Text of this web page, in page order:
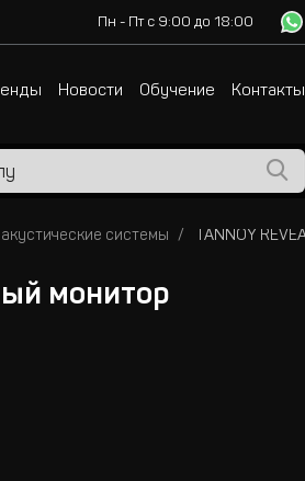
Пн - Пт с 9:00 до 18:00
Новости Обучение Контакты
системы
монитор